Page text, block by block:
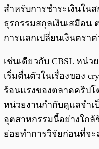
สำหรับการชำระเงินใน
ธุรกรรมสกุลเงินเสมือน
การแลกเปลี่ยนเงินตราต่
เช่นเดียวกับ CBSL หน่
เริ่มตื่นตัวในเรื่องของ
ร้อนแรงของตลาดคริป
หน่วยงานกำกับดูแลจำเ
อุตสาหกรรมนี้อย่างใก
ย่อยทำการวิจัยก่อนที่จะ